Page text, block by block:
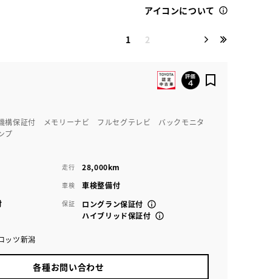
アイコンについて
1 2
構保証付 メモリーナビ フルセグテレビ バックモニタ
プ
走行 28,000km
車検 車検整備付
保証
ロングラン保証付
ハイブリッド保証付
ッツ新潟
各種お問い合わせ